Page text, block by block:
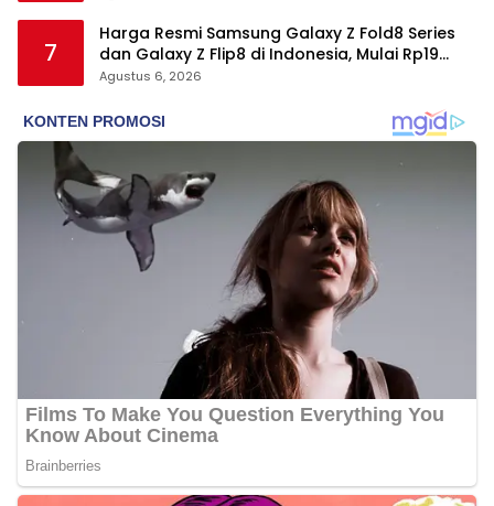
7
Harga Resmi Samsung Galaxy Z Fold8 Series
dan Galaxy Z Flip8 di Indonesia, Mulai Rp19
Jutaan
Agustus 6, 2026